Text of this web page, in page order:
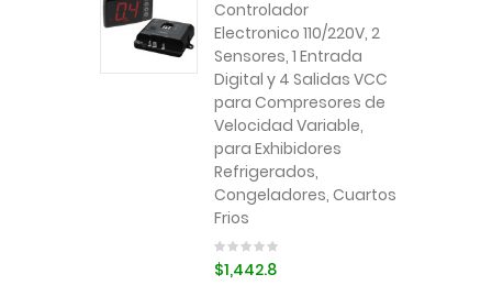
Controlador
Electronico 110/220V, 2
Sensores, 1 Entrada
Digital y 4 Salidas VCC
para Compresores de
Velocidad Variable,
para Exhibidores
Refrigerados,
Congeladores, Cuartos
Frios
$1,442.8